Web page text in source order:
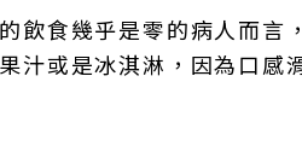
飲食幾乎是零的病人而言
汁或是冰淇淋，因為口感